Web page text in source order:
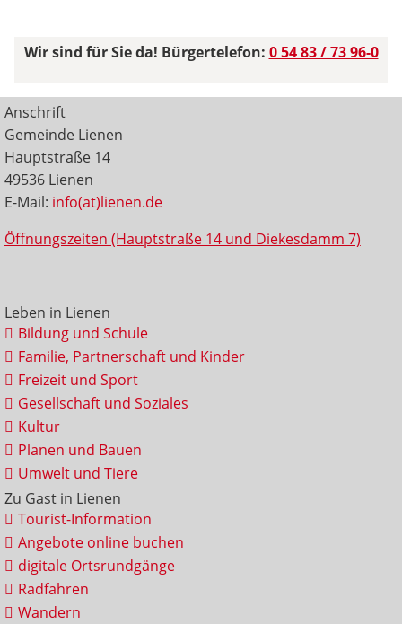
Wir sind für Sie da! Bürgertelefon: 0 54 83 / 73 96-0
Anschrift
Gemeinde Lienen
Hauptstraße 14
49536 Lienen
E-Mail: info(at)lienen.de
Öffnungszeiten (Hauptstraße 14 und Diekesdamm 7)
Leben in Lienen
Bildung und Schule
Familie, Partnerschaft und Kinder
Freizeit und Sport
Gesellschaft und Soziales
Kultur
Planen und Bauen
Umwelt und Tiere
Zu Gast in Lienen
Tourist-Information
Angebote online buchen
digitale Ortsrundgänge
Radfahren
Wandern